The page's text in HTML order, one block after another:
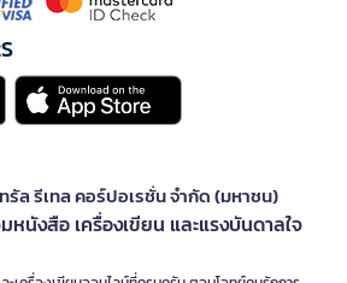
รัล รีเทล คอร์ปอเรชั่น จำกัด (มหาชน)
หนังสือ เครื่องเขียน และแรงบันดาลใจ